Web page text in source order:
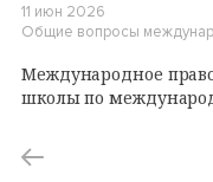
11 июн 2026
Общие вопросы
Международное
школы по